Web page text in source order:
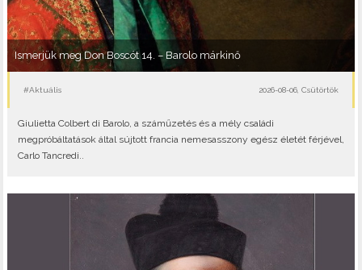
Ismerjük meg Don Boscót 14. – Barolo márkinő
#Aktuális 2026-08-06, Csütörtök
Giulietta Colbert di Barolo, a száműzetés és a mély családi
megpróbáltatások által sújtott francia nemesasszony egész életét férjével,
Carlo Tancredi..